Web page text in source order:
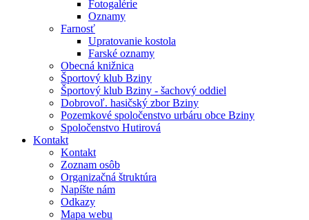
Fotogalérie
Oznamy
Farnosť
Upratovanie kostola
Farské oznamy
Obecná knižnica
Športový klub Bziny
Športový klub Bziny - šachový oddiel
Dobrovoľ. hasičský zbor Bziny
Pozemkové spoločenstvo urbáru obce Bziny
Spoločenstvo Hutirová
Kontakt
Kontakt
Zoznam osôb
Organizačná štruktúra
Napíšte nám
Odkazy
Mapa webu